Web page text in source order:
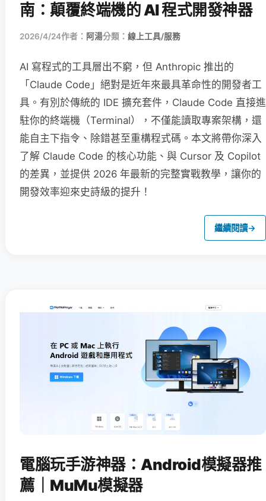
南：顛覆終端機的 AI 程式開發神器
2026/4/24作者： 阿湯分類： 線上工具/服務
AI 寫程式的工具層出不窮，但 Anthropic 推出的
「Claude Code」絕對是近年來最具革命性的開發者工
具。有別於傳統的 IDE 擴充套件，Claude Code 直接進
駐你的終端機（Terminal），不僅能讀取專案架構，還
能自主下指令、除錯甚至重構程式碼。本文將帶你深入
了解 Claude Code 的核心功能、與 Cursor 及 Copilot
的差異，並提供 2026 年最新的完整實戰教學，讓你的
開發效率迎來史詩級的提升！
繼續閱讀→
電腦玩手游神器：Android模擬器推
薦｜MuMu模擬器